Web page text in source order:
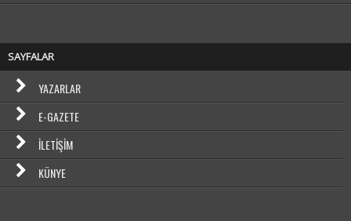
SAYFALAR
YAZARLAR
E-GAZETE
İLETIŞIM
KÜNYE